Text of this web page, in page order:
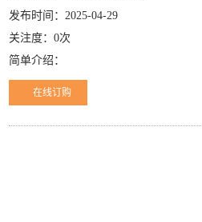
发布时间：2025-04-29
关注度：0次
简单介绍：
在线订购